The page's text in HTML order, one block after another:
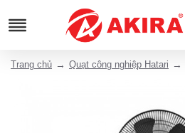
Trang chủ Quạt công nghiệp Hatari